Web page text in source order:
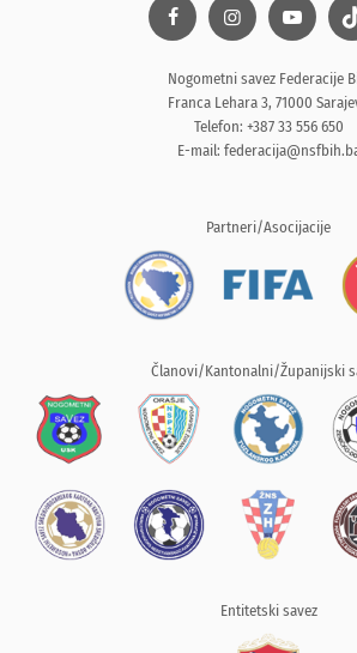
Nogometni savez Federacije
Franca Lehara 3, 71000
Telefon: +387 33 556 650
E-mail:
Partneri/Asocijacije
Članovi/Kantonalni/Županijski
Entitetski savez